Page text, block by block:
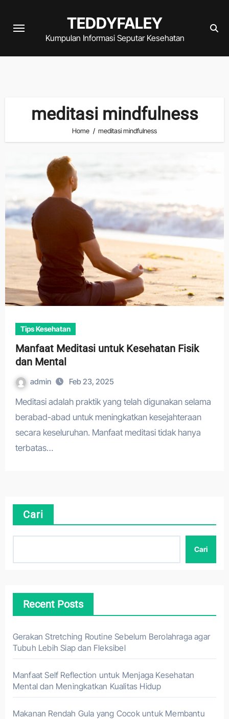
TEDDYFALEY
Kumpulan Informasi Seputar Kesehatan
meditasi mindfulness
Home meditasi mindfulness
Tips Kesehatan
Manfaat Meditasi untuk Kesehatan Fisik
dan Mental
admin Feb 23, 2025
Meditasi adalah praktik yang telah digunakan selama
berabad-abad untuk meningkatkan kesejahteraan
secara keseluruhan. Manfaat meditasi tidak hanya
terbatas…
Cari
Cari
Recent Posts
Gerakan Stretching Routine Sebelum Berolahraga agar
Tubuh Lebih Siap dan Fleksibel
Manfaat Self Reflection untuk Menjaga Kesehatan
Mental dan Meningkatkan Kualitas Hidup
Makanan Rendah Gula yang Cocok untuk Membantu